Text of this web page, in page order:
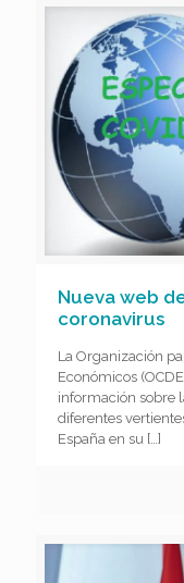
Nueva web
coronavirus
La Organización
Económicos
información sobre
diferentes
España en su […]